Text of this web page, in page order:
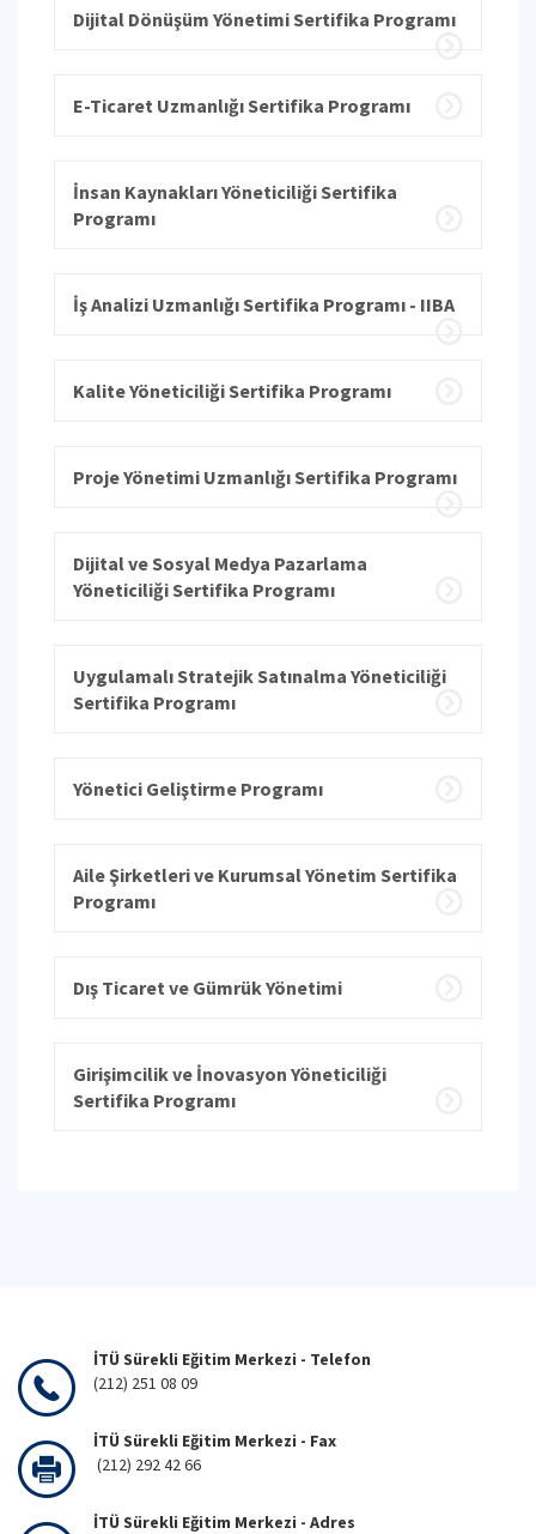
Dijital Dönüşüm Yönetimi Sertifika Programı
E-Ticaret Uzmanlığı Sertifika Programı
İnsan Kaynakları Yöneticiliği Sertifika
Programı
İş Analizi Uzmanlığı Sertifika Programı - IIBA
Kalite Yöneticiliği Sertifika Programı
Proje Yönetimi Uzmanlığı Sertifika Programı
Dijital ve Sosyal Medya Pazarlama
Yöneticiliği Sertifika Programı
Uygulamalı Stratejik Satınalma Yöneticiliği
Sertifika Programı
Yönetici Geliştirme Programı
Aile Şirketleri ve Kurumsal Yönetim Sertifika
Programı
Dış Ticaret ve Gümrük Yönetimi
Girişimcilik ve İnovasyon Yöneticiliği
Sertifika Programı
İTÜ Sürekli Eğitim Merkezi - Telefon
(212) 251 08 09
İTÜ Sürekli Eğitim Merkezi - Fax
(212) 292 42 66
İTÜ Sürekli Eğitim Merkezi - Adres